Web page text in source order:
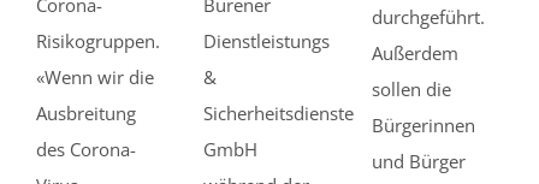
Corona-
Risikogruppen.
«Wenn wir die
Ausbreitung
des Corona-
Bürener
Dienstleistungs
&
Sicherheitsdienste
GmbH
durchgeführt.
Außerdem
sollen die
Bürgerinnen
und Bürger